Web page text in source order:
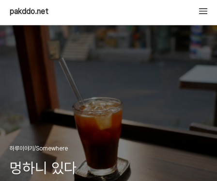
pakddo.net
하루이야기/Somewhere
멍하니 있다